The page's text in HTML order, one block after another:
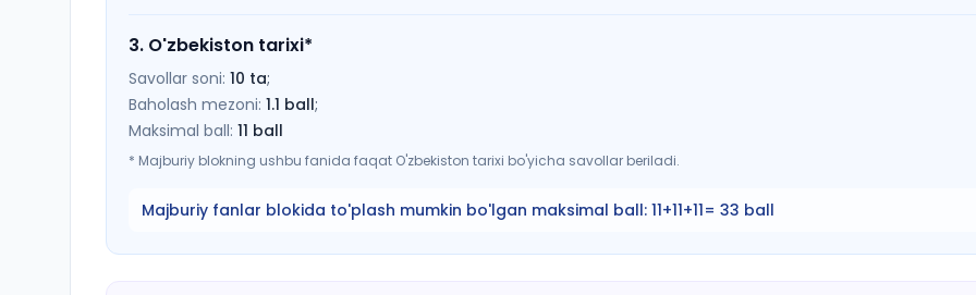
3. O'zbekiston tarixi*
Savollar soni: 10 ta;
Baholash mezoni: 1.1 ball;
Maksimal ball: 11 ball
* Majburiy blokning ushbu fanida faqat O'zbekiston tarixi bo'yicha savollar beriladi.
Majburiy fanlar blokida to'plash mumkin bo'lgan maksimal ball: 11+11+11= 33 ball